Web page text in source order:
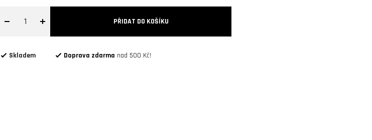
1 PŘIDAT DO KOŠÍKU
Skladem Doprava zdarma nad 500 Kč!